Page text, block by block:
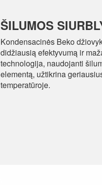
ŠILUMOS
Kondensacinės Beko
didžiausią efektyvumą ir
technologija, naudojanti
elementą, užtikrina
temperatūroje.